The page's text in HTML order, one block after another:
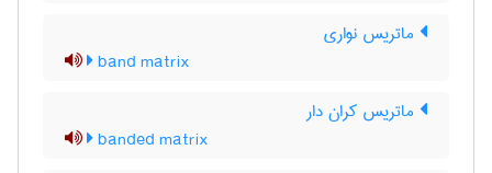
ماتریس نواری
band matrix
ماتریس کران دار
banded matrix